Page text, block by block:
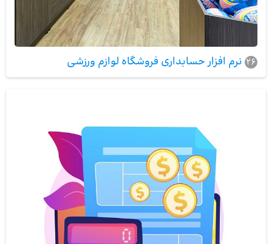
26 نرم افزار حسابداری فروشگاه لوازم ورزشی